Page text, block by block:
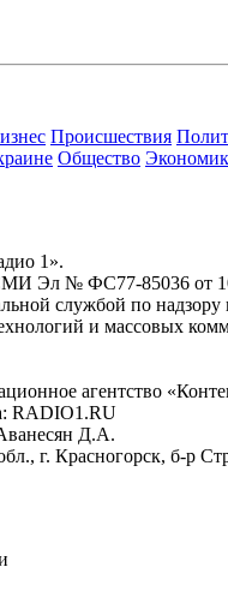
Происшествия
Общество
1».
Эл № ФС77-85036 от
службой по надзору
и массовых
агентство
RADIO1.RU
Д.А.
г. Красногорск, б-р